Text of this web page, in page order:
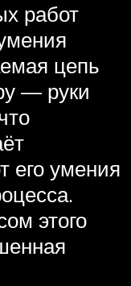
работ
цепь
— руки
его умения
этого